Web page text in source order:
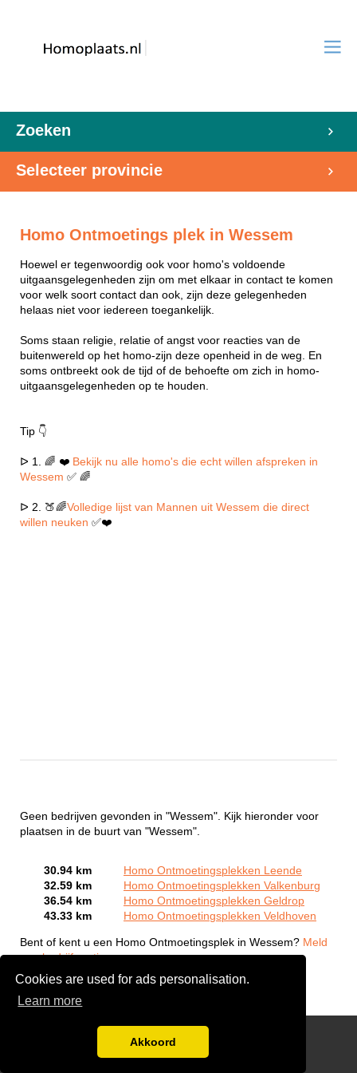
Cookies are used for ads personalisation.
Learn more
Akkoord
Zoeken
Selecteer provincie
Homo Ontmoetings plek in Wessem
Hoewel er tegenwoordig ook voor homo's voldoende
uitgaansgelegenheden zijn om met elkaar in contact te komen
voor welk soort contact dan ook, zijn deze gelegenheden
helaas niet voor iedereen toegankelijk.
Soms staan religie, relatie of angst voor reacties van de
buitenwereld op het homo-zijn deze openheid in de weg. En
soms ontbreekt ook de tijd of de behoefte om zich in homo-
uitgaansgelegenheden op te houden.
Tip 👇
ᐅ 1. 🌈 ❤️ Bekijk nu alle homo's die echt willen afspreken in
Wessem ✅ 🌈
ᐅ 2. 🍑🌈Volledige lijst van Mannen uit Wessem die direct
willen neuken ✅❤️
Geen bedrijven gevonden in "Wessem". Kijk hieronder voor
plaatsen in de buurt van "Wessem".
30.94 km
Homo Ontmoetingsplekken Leende
32.59 km
Homo Ontmoetingsplekken Valkenburg
36.54 km
Homo Ontmoetingsplekken Geldrop
43.33 km
Homo Ontmoetingsplekken Veldhoven
Bent of kent u een Homo Ontmoetingsplek in Wessem? Meld
een bedrijf gratis aan